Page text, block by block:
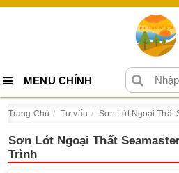
MENU CHÍNH
Trang Chủ Tư vấn Sơn Lót Ngoại Thất
Sơn Lót Ngoại Thất
Trình